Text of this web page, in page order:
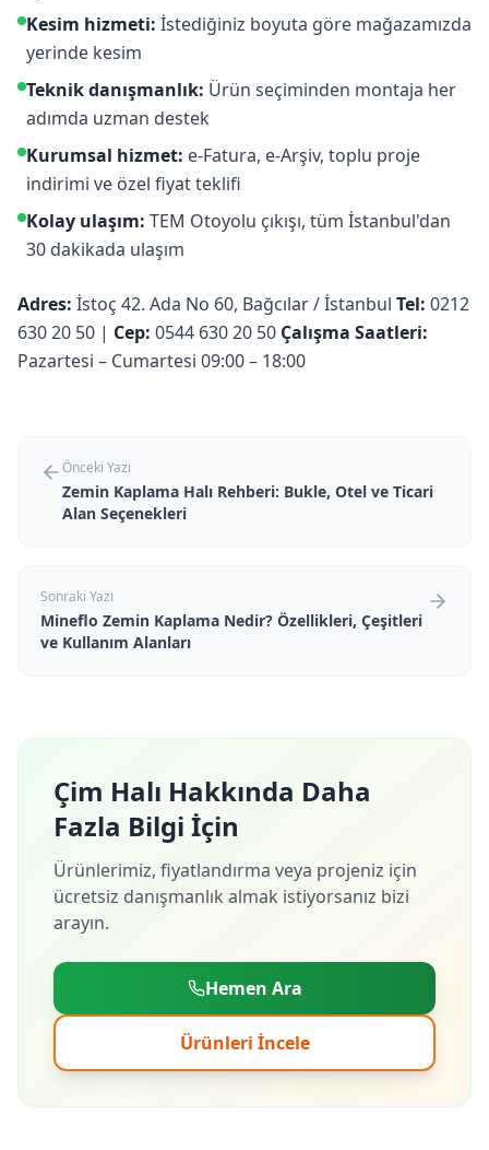
Kesim hizmeti: İstediğiniz boyuta göre mağazamızda
yerinde kesim
Teknik danışmanlık: Ürün seçiminden montaja her
adımda uzman destek
Kurumsal hizmet: e-Fatura, e-Arşiv, toplu proje
indirimi ve özel fiyat teklifi
Kolay ulaşım: TEM Otoyolu çıkışı, tüm İstanbul'dan
30 dakikada ulaşım
Adres: İstoç 42. Ada No 60, Bağcılar / İstanbul Tel: 0212
630 20 50 | Cep: 0544 630 20 50 Çalışma Saatleri:
Pazartesi – Cumartesi 09:00 – 18:00
Önceki Yazı
Zemin Kaplama Halı Rehberi: Bukle, Otel ve Ticari
Alan Seçenekleri
Sonraki Yazı
Mineflo Zemin Kaplama Nedir? Özellikleri, Çeşitleri
ve Kullanım Alanları
Çim Halı Hakkında Daha
Fazla Bilgi İçin
Ürünlerimiz, fiyatlandırma veya projeniz için
ücretsiz danışmanlık almak istiyorsanız bizi
arayın.
Hemen Ara
Ürünleri İncele